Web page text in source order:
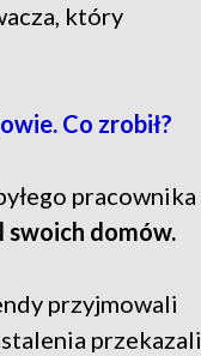
który
Co zrobił?
pracownika
domów.
przyjmowali
przekazali